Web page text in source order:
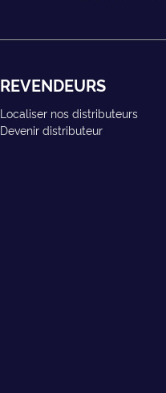
REVENDEURS
Localiser nos distributeurs
Devenir distributeur